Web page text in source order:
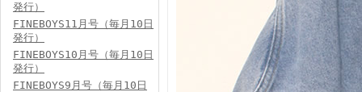
発行）
FINEBOYS11月号（毎月10日
発行）
FINEBOYS10月号（毎月10日
発行）
FINEBOYS9月号（毎月10日